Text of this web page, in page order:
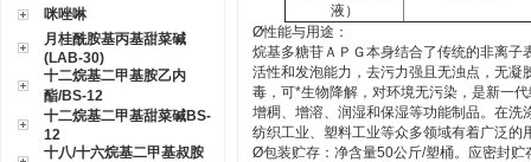
咪唑啉
月桂酰胺基丙基甜菜碱
(LAB-30)
十二烷基二甲基胺乙内
酯/BS-12
十二烷基二甲基甜菜碱BS-
12
十八/十六烷基二甲基叔胺
液）
Ø性能与用途：
烷基多糖苷ＡＰＧ本身结合了传统的非离
活性和发泡能力，去污力强且无浊点，无
毒，可*生物降解，对环境无污染，是新一
增稠、增溶、润湿和保湿等功能制品。在
纺织工业、塑料工业等众多领域有着广泛的
Ø包装贮存：净含量50公斤/塑桶。应密封贮